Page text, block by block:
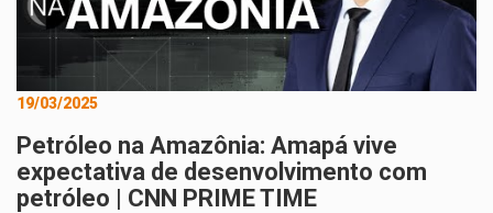
19/03/2025
Petróleo na Amazônia: Amapá vive
expectativa de desenvolvimento com
petróleo | CNN PRIME TIME